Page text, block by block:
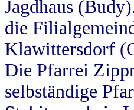
Jagdhaus
die
Klawittersdorf
Die Pfarrei
selbständige